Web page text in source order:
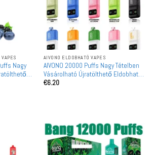
VAPES
Nagy
AIVONO ELDOBHATÓ VAPES
AIVONO 20000 Puffs Nagy Tételben
Vásárolható Újratölthető Eldobható
Vape Nagykereskedelem
€6.20